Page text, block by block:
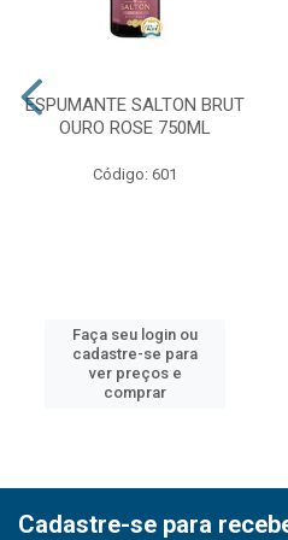
ESPUMANTE SALTON BRUT
OURO ROSE 750ML
Código: 601
Faça seu login ou
cadastre-se para
ver preços e
comprar
Cadastre-se para